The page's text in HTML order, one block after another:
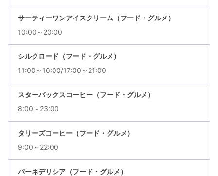
サーティーワンアイスクリーム（フード・グルメ）
10:00～20:00
シルクロード（フード・グルメ）
11:00～16:00/17:00～21:00
スターバックスコーヒー（フード・グルメ）
8:00～23:00
タリーズコーヒー（フード・グルメ）
9:00～22:00
パーネデリシア（フード・グルメ）